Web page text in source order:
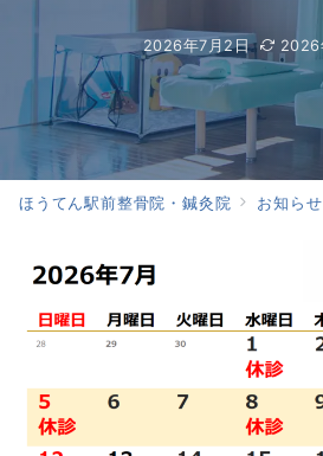
2026年7月2日 2026
ほうてん駅前整骨院・鍼灸院 お知らせ